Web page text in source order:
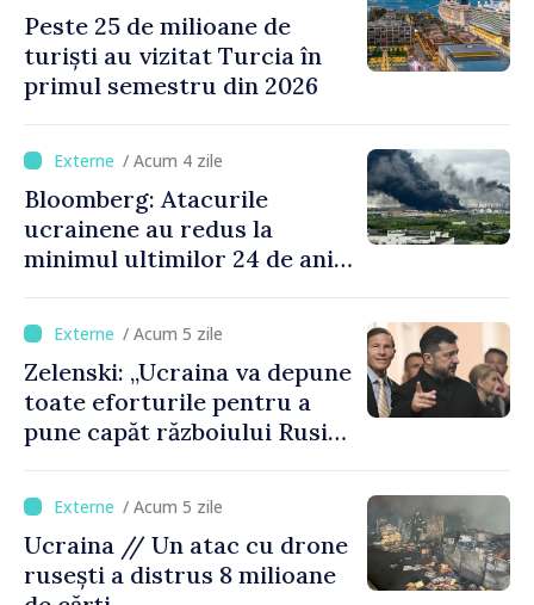
Peste 25 de milioane de
turiști au vizitat Turcia în
primul semestru din 2026
/ Acum 4 zile
Bloomberg: Atacurile
ucrainene au redus la
minimul ultimilor 24 de ani
Rusia
/ Acum 5 zile
Zelenski: „Ucraina va depune
toate eforturile pentru a
pune capăt războiului Rusiei
/ Acum 5 zile
Ucraina // Un atac cu drone
rusești a distrus 8 milioane